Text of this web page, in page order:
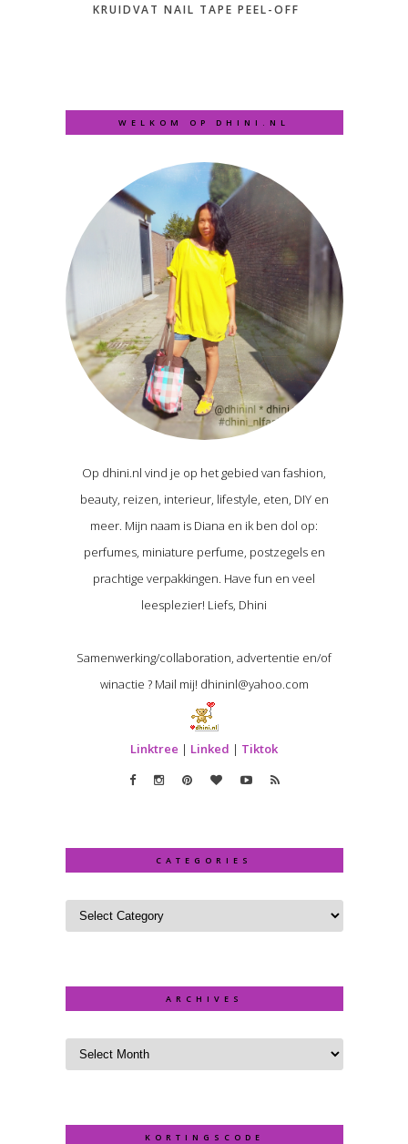
KRUIDVAT NAIL TAPE PEEL-OFF
WELKOM OP DHINI.NL
Op dhini.nl vind je op het gebied van fashion,
beauty, reizen, interieur, lifestyle, eten, DIY en
meer. Mijn naam is Diana en ik ben dol op:
perfumes, miniature perfume, postzegels en
prachtige verpakkingen. Have fun en veel
leesplezier! Liefs, Dhini
Samenwerking/collaboration, advertentie en/of
winactie ? Mail mij! dhininl@yahoo.com
Linktree | Linked | Tiktok
CATEGORIES
ARCHIVES
KORTINGSCODE